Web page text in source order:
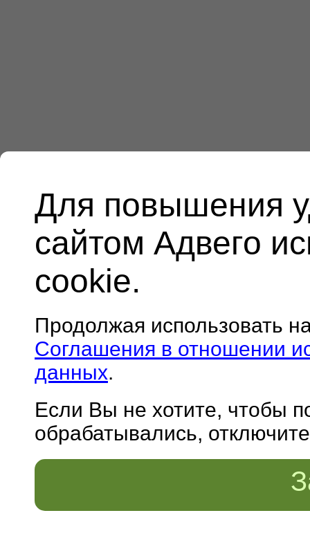
Для повышения
сайтом Адвего
cookie.
Продолжая использовать
Соглашения в отношении
данных.
Если Вы не хотите, чтобы
обрабатывались,